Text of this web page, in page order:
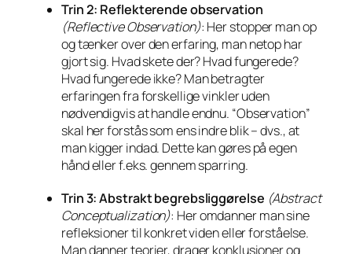
Trin 2: Reflekterende observation
(Reflective Observation): Her stopper man op
og tænker over den erfaring, man netop har
gjort sig. Hvad skete der? Hvad fungerede?
Hvad fungerede ikke? Man betragter
erfaringen fra forskellige vinkler uden
nødvendigvis at handle endnu. “Observation”
skal her forstås som ens indre blik – dvs., at
man kigger indad. Dette kan gøres på egen
hånd eller f.eks. gennem sparring.
Trin 3: Abstrakt begrebsliggørelse (Abstract
Conceptualization): Her omdanner man sine
refleksioner til konkret viden eller forståelse.
Man danner teorier, drager konklusioner og